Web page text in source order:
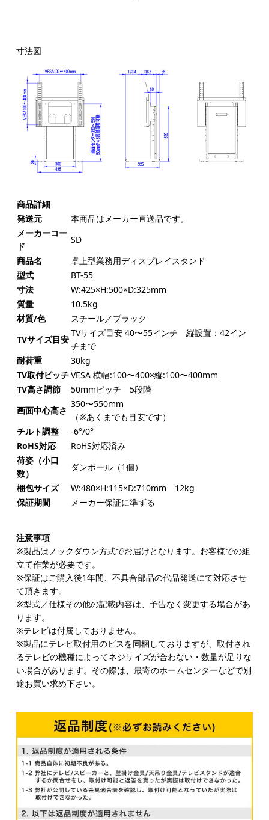
寸法図
商品詳細
発送元
本商品はメーカー直送品です。
メーカーコー
ド
SD
商品名
卓上型業務用ディスプレイスタンド
型式
BT-55
寸法
W:425×H:500×D:325mm
質量
10.5kg
材質/色
スチール／ブラック
TVサイズ目安
TVサイズ目安 40〜55インチ 縦設置：42イン
チまで
耐荷重
30kg
TV取付ピッチVESA 横幅:100〜400×縦:100〜400mm
TV高さ調節
50mmピッチ 5段階
画面中心高さ
350〜550mm
（※あくまでも目安です）
チルト調整
-6°/0°
RoHS対応
RoHS対応済み
荷姿（小口
数）
ダンボール（1個）
梱包サイズ
W:480×H:115×D:710mm 12kg
保証期間
メーカー保証に準ずる
注意事項
※製品はノックダウン方式でお届けとなります。お客様での組
立て作業が必要です。
※保証はご購入後1年間、不具合部品の代品発送にて対応させ
て頂きます。
※型式／仕様その他の記載内容は、予告なく変更する場合があ
ります。
※テレビは付属しておりません。
※製品にテレビ取付用のビスを同梱しておりますが、取付され
るテレビの機種によってネジサイズが合わない・数量が足りな
い場合があります。その際は、最寄のホームセンターなどで別
途お買い求め下さい。